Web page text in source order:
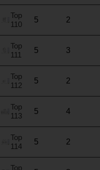
Top
110
5 2
Top
111
5 3
Top
112
5 2
Top
113
5 4
Top
114
5 2
Top